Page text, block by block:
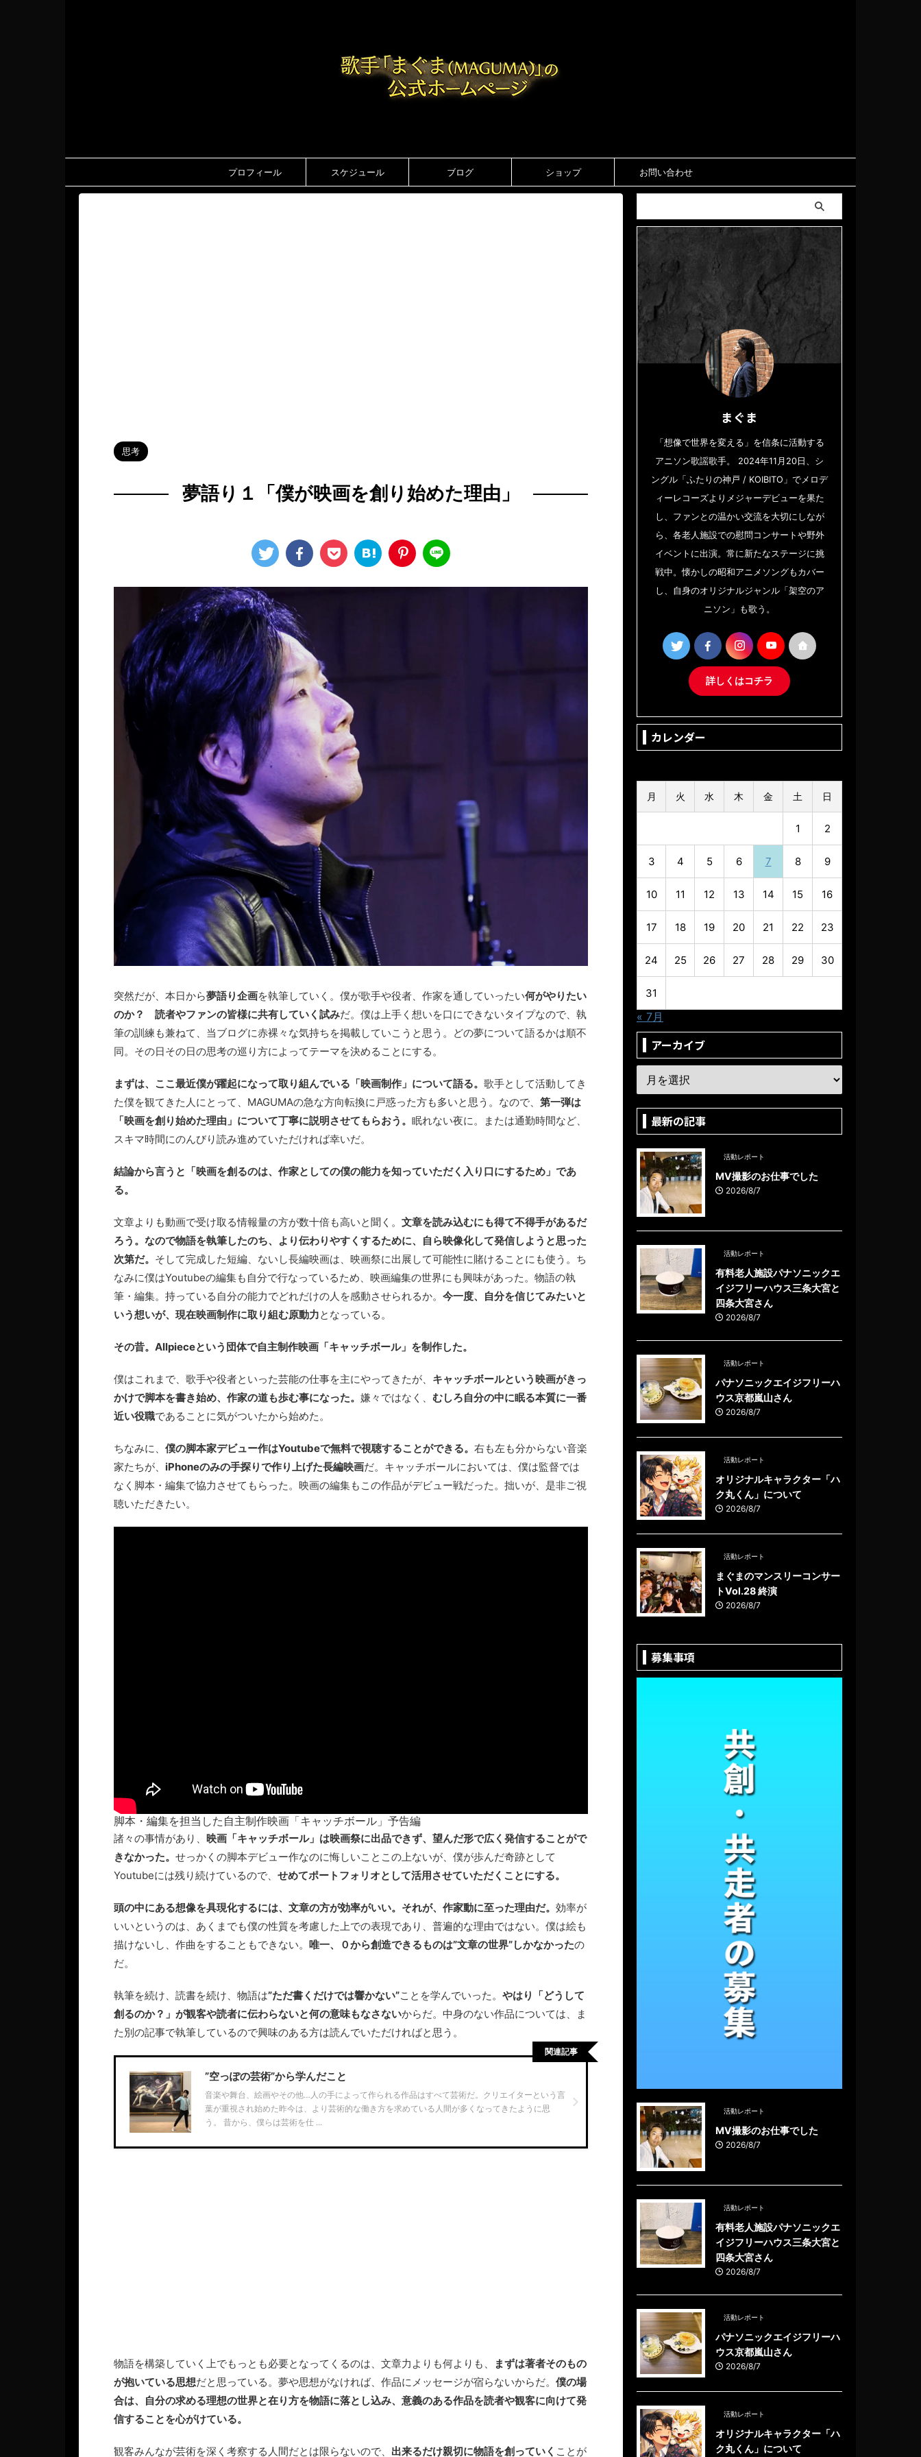
プロフィール スケジュール ブログ ショップ お問い合わせ
思考
夢語り１「僕が映画を創り始めた理由」
突然だが、本日から夢語り企画を執筆していく。僕が歌手や役者、作家を通していったい何がやりたい
のか？ 読者やファンの皆様に共有していく試みだ。僕は上手く想いを口にできないタイプなので、執
筆の訓練も兼ねて、当ブログに赤裸々な気持ちを掲載していこうと思う。どの夢について語るかは順不
同。その日その日の思考の巡り方によってテーマを決めることにする。
まずは、ここ最近僕が躍起になって取り組んでいる「映画制作」について語る。 歌手として活動してき
た僕を観てきた人にとって、MAGUMAの急な方向転換に戸惑った方も多いと思う。なので、 第一弾は
「映画を創り始めた理由」について丁寧に説明させてもらおう。 眠れない夜に。または通勤時間など、
スキマ時間にのんびり読み進めていただければ幸いだ。
結論から言うと「映画を創るのは、作家としての僕の能力を知っていただく入り口にするため」であ
る。
文章よりも動画で受け取る情報量の方が数十倍も高いと聞く。 文章を読み込むにも得て不得手があるだ
ろう。なので物語を執筆したのち、より伝わりやすくするために、自ら映像化して発信しようと思った
次第だ。 そして完成した短編、ないし長編映画は、映画祭に出展して可能性に賭けることにも使う。ち
なみに僕はYoutubeの編集も自分で行なっているため、映画編集の世界にも興味があった。物語の執
筆・編集。持っている自分の能力でどれだけの人を感動させられるか。 今一度、自分を信じてみたいと
いう想いが、現在映画制作に取り組む原動力となっている。
その昔。Allpieceという団体で自主制作映画「キャッチボール」を制作した。
僕はこれまで、歌手や役者といった芸能の仕事を主にやってきたが、 キャッチボールという映画がきっ
かけで脚本を書き始め、作家の道も歩む事になった。 嫌々ではなく、 むしろ自分の中に眠る本質に一番
近い役職であることに気がついたから始めた。
ちなみに、 僕の脚本家デビュー作はYoutubeで無料で視聴することができる。 右も左も分からない音楽
家たちが、 iPhoneのみの手探りで作り上げた長編映画だ。キャッチボールにおいては、僕は監督では
なく脚本・編集で協力させてもらった。映画の編集もこの作品がデビュー戦だった。拙いが、是非ご視
聴いただきたい。
脚本・編集を担当した自主制作映画「キャッチボール」予告編
諸々の事情があり、 映画「キャッチボール」は映画祭に出品できず、望んだ形で広く発信することがで
きなかった。 せっかくの脚本デビュー作なのに悔しいことこの上ないが、僕が歩んだ奇跡として
Youtubeには残り続けているので、 せめてポートフォリオとして活用させていただくことにする。
頭の中にある想像を具現化するには、文章の方が効率がいい。それが、作家動に至った理由だ。 効率が
いいというのは、あくまでも僕の性質を考慮した上での表現であり、普遍的な理由ではない。僕は絵も
描けないし、作曲をすることもできない。 唯一、０から創造できるものは”文章の世界”しかなかったの
だ。
執筆を続け、読書を続け、物語は”ただ書くだけでは響かない”ことを学んでいった。 やはり「どうして
創るのか？」が観客や読者に伝わらないと何の意味もなさないからだ。中身のない作品については、ま
た別の記事で執筆しているので興味のある方は読んでいただければと思う。
”空っぽの芸術”から学んだこと
音楽や舞台、絵画やその他…人の手によって作られる作品はすべて芸術だ。クリエイターという言
葉が重視され始めた昨今は、より芸術的な働き方を求めている人間が多くなってきたように思
う。 昔から、僕らは芸術を仕 ...
関連記事
物語を構築していく上でもっとも必要となってくるのは、文章力よりも何よりも、
まずは著者そのもの
が抱いている思想だと思っている。夢や思想がなければ、作品にメッセージが宿らないからだ。 僕の場
合は、自分の求める理想の世界と在り方を物語に落とし込み、意義のある作品を読者や観客に向けて発
信することを心がけている。
観客みんなが芸術を深く考察する人間だとは限らないので、 出来るだけ親切に物語を創っていく ことが
まぐま
「想像で世界を変える」を信条に活動する
アニソン歌謡歌手。 2024年11月20日、シ
ングル「ふたりの神戸 / KOIBITO」でメロデ
ィーレコーズよりメジャーデビューを果た
し、ファンとの温かい交流を大切にしなが
ら、各老人施設での慰問コンサートや野外
イベントに出演。常に新たなステージに挑
戦中。懐かしの昭和アニメソングもカバー
し、自身のオリジナルジャンル「架空のア
ニソン」も歌う。
詳しくはコチラ
カレンダー
月 火 水 木 金 土 日
1 2
3 4 5 6 7 8 9
10 11 12 13 14 15 16
17 18 19 20 21 22 23
24 25 26 27 28 29 30
31
« 7月
アーカイブ
最新の記事
活動レポート
MV撮影のお仕事でした
2026/8/7
活動レポート
有料老人施設パナソニックエ
イジフリーハウス三条大宮と
四条大宮さん
2026/8/7
活動レポート
パナソニックエイジフリーハ
ウス京都嵐山さん
2026/8/7
活動レポート
オリジナルキャラクター「ハ
ク丸くん」について
2026/8/7
活動レポート
まぐまのマンスリーコンサー
トVol.28 終演
2026/8/7
募集事項
活動レポート
MV撮影のお仕事でした
2026/8/7
活動レポート
有料老人施設パナソニックエ
イジフリーハウス三条大宮と
四条大宮さん
2026/8/7
活動レポート
パナソニックエイジフリーハ
ウス京都嵐山さん
2026/8/7
活動レポート
オリジナルキャラクター「ハ
ク丸くん」について